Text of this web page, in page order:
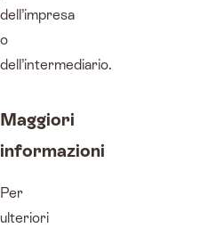
dell’impresa
o
dell’intermediario.
Maggiori
informazioni
Per
ulteriori